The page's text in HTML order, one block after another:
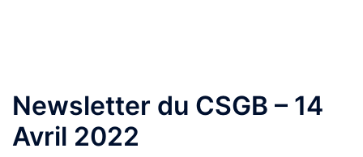
Newsletter du CSGB – 14
Avril 2022